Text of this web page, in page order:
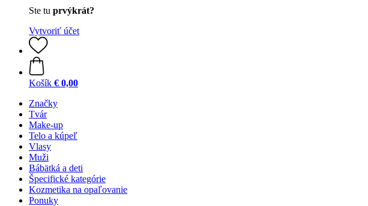
Ste tu prvýkrát?
Vytvoriť účet
Košík € 0,00
Značky
Tvár
Make-up
Telo a kúpeľ
Vlasy
Muži
Bábätká a deti
Špecifické kategórie
Kozmetika na opaľovanie
Ponuky